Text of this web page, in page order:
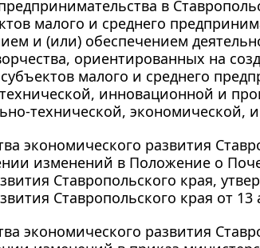
в
малого и среднего
и (или) обеспечением
ориентированных на
малого и среднего
инновационной и
технической,
экономического развития
изменений в Положение о
Ставропольского края,
Ставропольского края от 13
экономического развития